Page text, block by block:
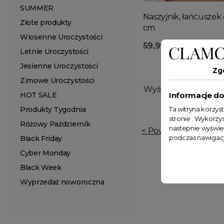
SUMMER
Złote produkty
Wiosenne Uroczystości
Letnie Uroczystości
Jesienne Uroczystości
Zimowe Uroczystości
HOT SALE
Produkty Tygodnia
Różowy Październik
Black Friday
Cyber Monday
Black Week
Wyprzedaż noworoczna
Naszyjnik,
cm
59,99 zł
Wyświetlono: 1-1 z 1
< Powrót do listy
Informacje
Ta witryna
stronie .
nastepnie
podczas